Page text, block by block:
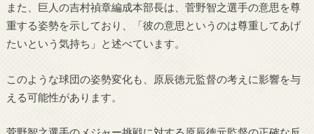
また、巨人の吉村禎章編成本部長は、菅野智之選手の意思を尊
重する姿勢を示しており、「彼の意思というのは尊重してあげ
たいという気持ち」と述べています。
このような球団の姿勢変化も、原辰徳元監督の考えに影響を与
える可能性があります。